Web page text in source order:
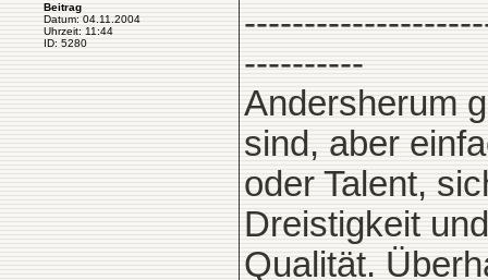
Beitrag
Datum: 04.11.2004
Uhrzeit: 11:44
ID: 5280
----------
Andersherum
sind, aber
oder Talent,
Dreistigkeit
Qualität.